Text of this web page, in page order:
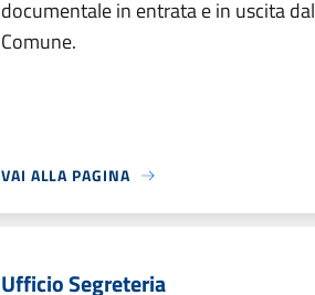
documentale in entrata e in uscita dal
Comune.
VAI ALLA PAGINA
Ufficio Segreteria